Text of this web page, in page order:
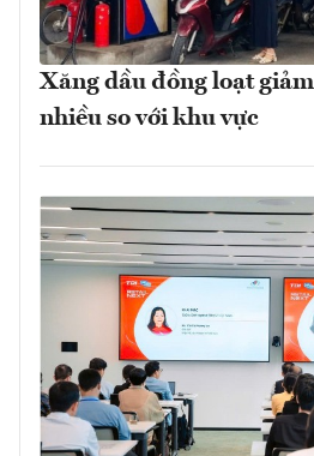
Xăng dầu đồng loạt
nhiều so với khu vực